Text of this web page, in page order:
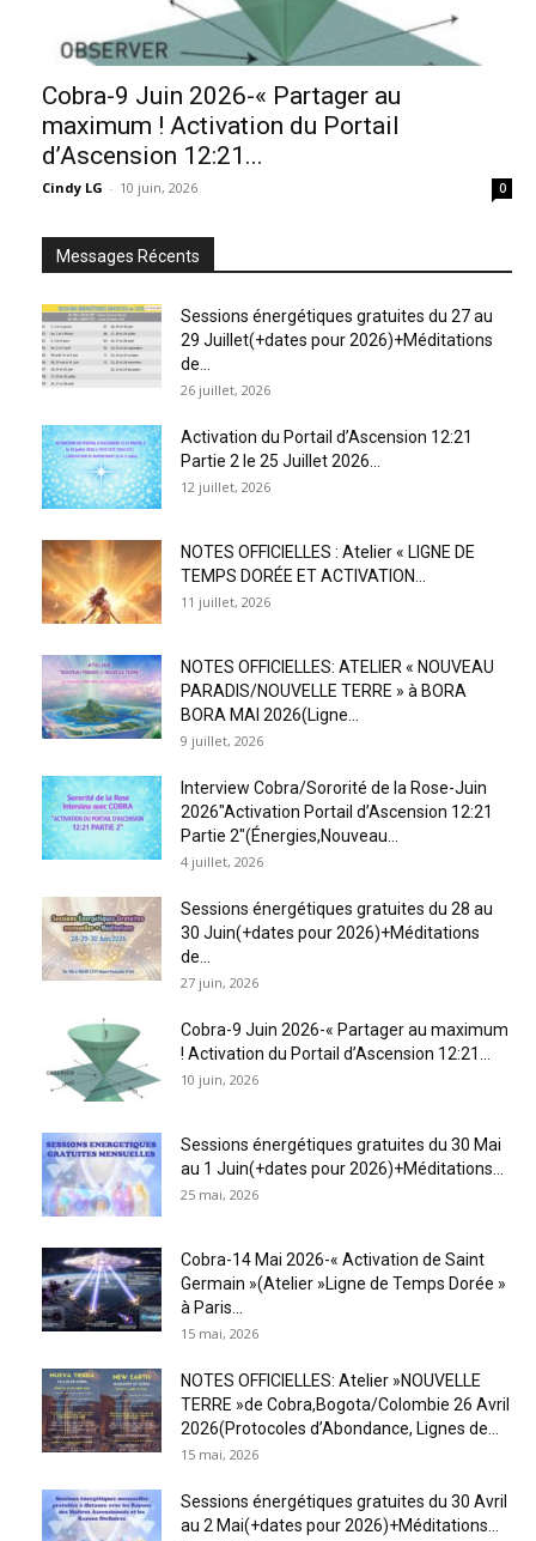
Cobra-9 Juin 2026-« Partager au
maximum ! Activation du Portail
d’Ascension 12:21...
Cindy LG - 10 juin, 2026 0
Messages Récents
Sessions énergétiques gratuites du 27 au
29 Juillet(+dates pour 2026)+Méditations
de...
26 juillet, 2026
Activation du Portail d’Ascension 12:21
Partie 2 le 25 Juillet 2026...
12 juillet, 2026
NOTES OFFICIELLES : Atelier « LIGNE DE
TEMPS DORÉE ET ACTIVATION...
11 juillet, 2026
NOTES OFFICIELLES: ATELIER « NOUVEAU
PARADIS/NOUVELLE TERRE » à BORA
BORA MAI 2026(Ligne...
9 juillet, 2026
Interview Cobra/Sororité de la Rose-Juin
2026″Activation Portail d’Ascension 12:21
Partie 2″(Énergies,Nouveau...
4 juillet, 2026
Sessions énergétiques gratuites du 28 au
30 Juin(+dates pour 2026)+Méditations
de...
27 juin, 2026
Cobra-9 Juin 2026-« Partager au maximum
! Activation du Portail d’Ascension 12:21...
10 juin, 2026
Sessions énergétiques gratuites du 30 Mai
au 1 Juin(+dates pour 2026)+Méditations...
25 mai, 2026
Cobra-14 Mai 2026-« Activation de Saint
Germain »(Atelier »Ligne de Temps Dorée »
à Paris...
15 mai, 2026
NOTES OFFICIELLES: Atelier »NOUVELLE
TERRE »de Cobra,Bogota/Colombie 26 Avril
2026(Protocoles d’Abondance, Lignes de...
15 mai, 2026
Sessions énergétiques gratuites du 30 Avril
au 2 Mai(+dates pour 2026)+Méditations...